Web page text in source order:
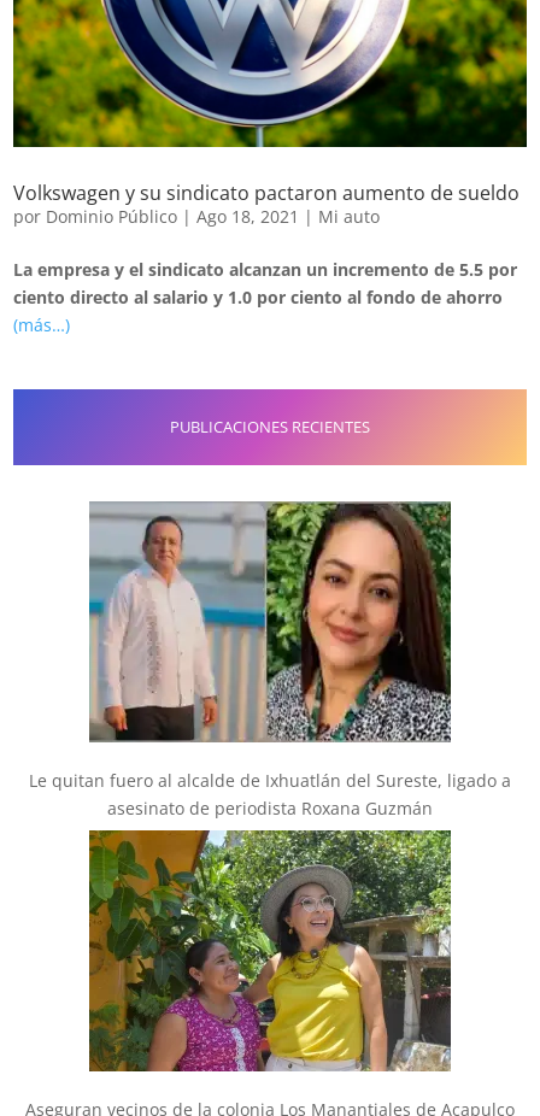
Volkswagen y su sindicato pactaron aumento de sueldo
por Dominio Público |Ago 18, 2021 | Mi auto
La empresa y el sindicato alcanzan un incremento de 5.5 por
ciento directo al salario y 1.0 por ciento al fondo de ahorro
(más…)
PUBLICACIONES RECIENTES
Le quitan fuero al alcalde de Ixhuatlán del Sureste, ligado a
asesinato de periodista Roxana Guzmán
Aseguran vecinos de la colonia Los Manantiales de Acapulco